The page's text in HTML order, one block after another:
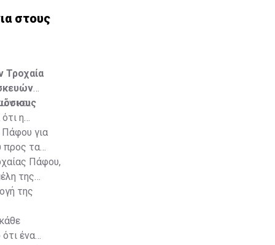
στους
Τροχαία
και
η
για
προς τα
Πάφου,
της
της
ένα